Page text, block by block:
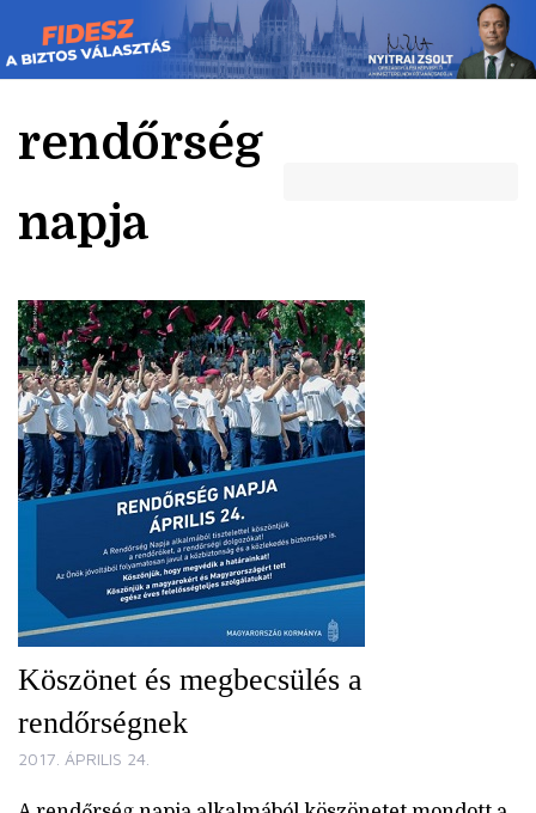
Skip
to
content
rendőrség
napja
Köszönet és megbecsülés a
rendőrségnek
2017. ÁPRILIS 24.